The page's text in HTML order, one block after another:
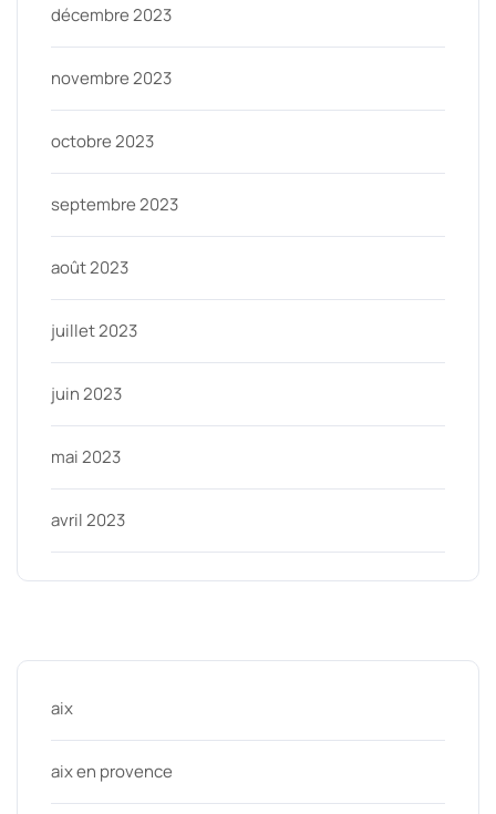
décembre 2023
novembre 2023
octobre 2023
septembre 2023
août 2023
juillet 2023
juin 2023
mai 2023
avril 2023
aix
aix en provence